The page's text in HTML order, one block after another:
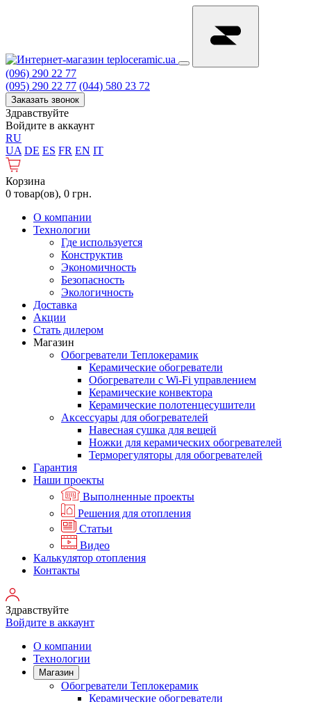
(096) 290 22 77
(095) 290 22 77 (044) 580 23 72
Заказать звонок
Здравствуйте
Войдите в аккаунт
RU
UA DE ES FR EN IT
Корзина
0 товар(ов), 0 грн.
О компании
Технологии
Где используется
Конструктив
Экономичность
Безопасность
Экологичность
Доставка
Акции
Стать дилером
Магазин
Обогреватели Теплокерамик
Керамические обогреватели
Обогреватели с Wi-Fi управлением
Керамические конвектора
Керамические полотенцесушители
Аксессуары для обогревателей
Навесная сушка для вещей
Ножки для керамических обогревателей
Терморегуляторы для обогревателей
Гарантия
Наши проекты
Выполненные проекты
Решения для отопления
Статьи
Видео
Калькулятор отопления
Контакты
Здравствуйте
Войдите в аккаунт
О компании
Технологии
Магазин
Обогреватели Теплокерамик
Керамические обогреватели